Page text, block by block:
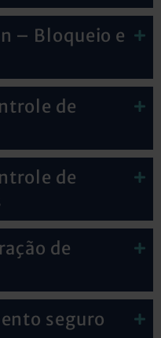
– Bloqueio e
de
de
de
seguro